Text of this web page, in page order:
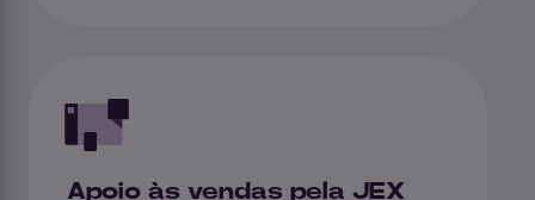
Apoio às vendas pela JEX